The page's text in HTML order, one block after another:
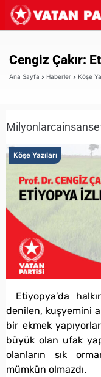
Cengiz Çakır:
Ana Sayfa Haberler Köşe
Köşe Yazıları
Etiyopya’da
denilen, kuşyemini
bir ekmek
büyük olan ufak
olanların sık
mümkün olmazdı.